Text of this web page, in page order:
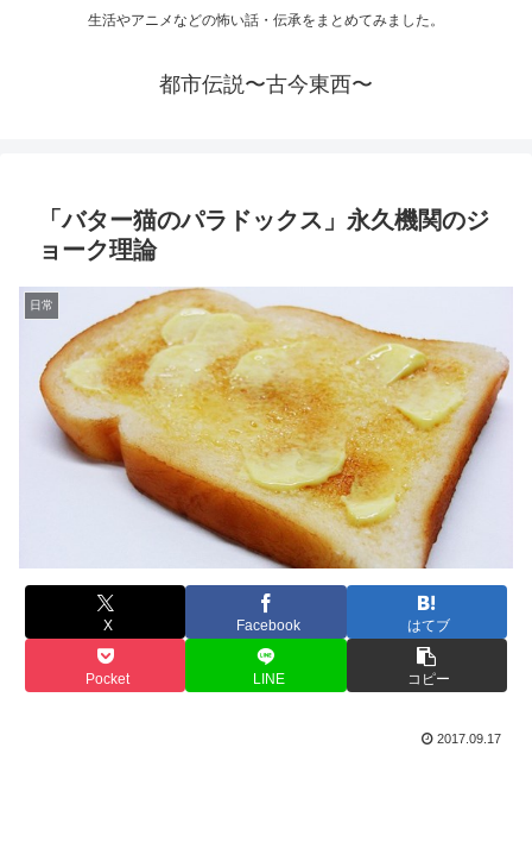
生活やアニメなどの怖い話・伝承をまとめてみました。
都市伝説〜古今東西〜
「バター猫のパラドックス」永久機関のジ
ョーク理論
日常
X Facebook はてブ
Pocket LINE コピー
2017.09.17